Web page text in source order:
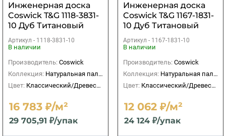
Инженерная доска
Coswick T&G 1118-3831-
10 Дуб Титановый
буфф
Артикул - 1118-3831-10
В наличии
Производитель: Coswick
Коллекция: Натуральная палитра
Цвет: Классический/Древесный
16 783 ₽/м²
29 705,91 ₽/упак
Инженерная доска
Coswick T&G 1167-1831-
10 Дуб Титановый
буфф
Артикул - 1167-1831-10
В наличии
Производитель: Coswick
Коллекция: Натуральная палитра
Цвет: Классический/Древесный
12 062 ₽/м²
24 124 ₽/упак